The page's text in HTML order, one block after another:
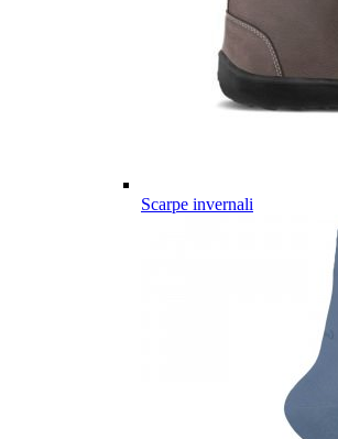
Scarpe invernali